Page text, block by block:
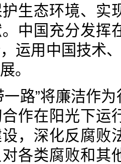
生态环境、实
中国充分发挥
运用中国技术
。
一路”将廉洁作
作在阳光下运
，深化反腐败
各类腐败和其